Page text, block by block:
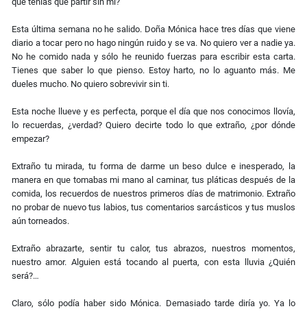
Esta última semana no he salido. Doña Mónica hace tres días que viene
diario a tocar pero no hago ningún ruido y se va. No quiero ver a nadie ya.
No he comido nada y sólo he reunido fuerzas para escribir esta carta.
Tienes que saber lo que pienso. Estoy harto, no lo aguanto más. Me
dueles mucho. No quiero sobrevivir sin ti.
Esta noche llueve y es perfecta, porque el día que nos conocimos llovía,
lo recuerdas, ¿verdad? Quiero decirte todo lo que extraño, ¿por dónde
empezar?
Extraño tu mirada, tu forma de darme un beso dulce e inesperado, la
manera en que tomabas mi mano al caminar, tus pláticas después de la
comida, los recuerdos de nuestros primeros días de matrimonio. Extraño
no probar de nuevo tus labios, tus comentarios sarcásticos y tus muslos
aún torneados.
Extraño abrazarte, sentir tu calor, tus abrazos, nuestros momentos,
nuestro amor. Alguien está tocando al puerta, con esta lluvia ¿Quién
será?…
Claro, sólo podía haber sido Mónica. Demasiado tarde diría yo. Ya lo